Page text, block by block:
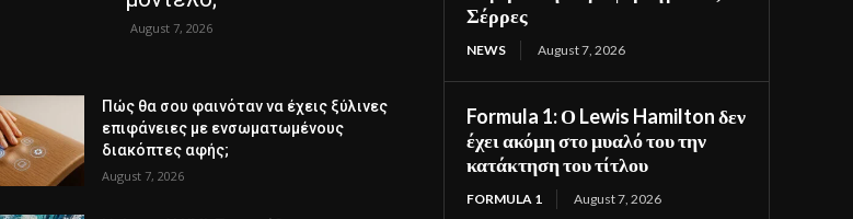
August 7, 2026
Πώς θα σου φαινόταν να έχεις ξύλινες
επιφάνειες με ενσωματωμένους
διακόπτες αφής;
August 7, 2026
Σέρρες
NEWS August 7, 2026
Formula 1: Ο Lewis Hamilton δεν
έχει ακόμη στο μυαλό του την
κατάκτηση του τίτλου
FORMULA 1 August 7, 2026